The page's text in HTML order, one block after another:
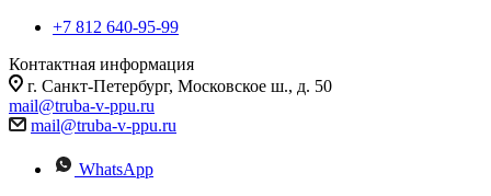
+7 812 640-95-99
Контактная информация
г. Санкт-Петербург, Московское ш., д. 50
mail@truba-v-ppu.ru
mail@truba-v-ppu.ru
WhatsApp